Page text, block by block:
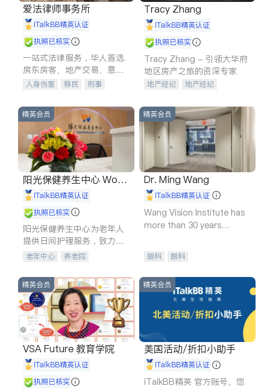
爱法律师事务所
iTalkBB精英认证
执照已核实
一站式法律服务，华人首选.
房东房客、地产交易、意外
伤害、车祸重伤、商业诉
建筑合同、刑事案件全包办
人身伤害 移民
刑事
信托/遗嘱
商业
商标注册
律师-其它 保释
Tracy Zhang
iTalkBB精英认证
执照已核实
Tracy Zhang - 引领大华府
地区房产之旅的资深专家
地产经纪
地产经纪
商铺租售
开发商建商
精英会员
阳光保健养生中心 World
shine
iTalkBB精英认证
执照已核实
阳光保健养生中心为老年人
提供日间护理服务，致力于
通过持续的护理创新来有效
老年中心 养老院
精英会员
Dr. Ming Wang
iTalkBB精英认证
Wang Vision Institute has
more than 30 years
眼科 眼科
精英会员
VSA Future 教育学院
iTalkBB精英认证
执照已核实
精英会员
美国活动/折扣小助手
iTalkBB精英认证
iTalkBB精英 官方账号。您